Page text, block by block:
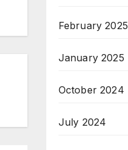
February 2025
January 2025
October 2024
July 2024